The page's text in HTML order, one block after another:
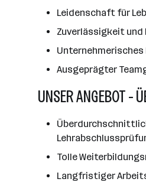
Leidenschaft für
Zuverlässigkeit
Ausgeprägter
UNSER ANGEBOT -
Tolle
Langfristiger